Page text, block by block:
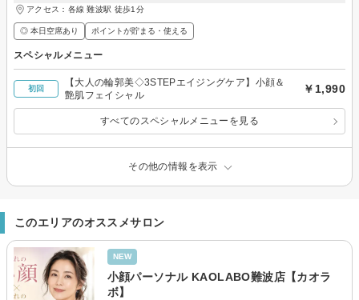
アクセス：各線 難波駅 徒歩1分
◎ 本日空席あり ポイントが貯まる・使える
スペシャルメニュー
初回
【大人の輪郭美◇3STEPエイジングケア】小顔＆
艶肌フェイシャル
￥1,990
すべてのスペシャルメニューを見る
その他の情報を表示
このエリアのオススメサロン
NEW
小顔パーソナル KAOLABO難波店【カオラ
ボ】